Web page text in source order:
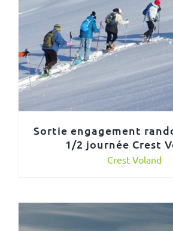
Sortie engagement
1/2 journée Crest
Crest Voland